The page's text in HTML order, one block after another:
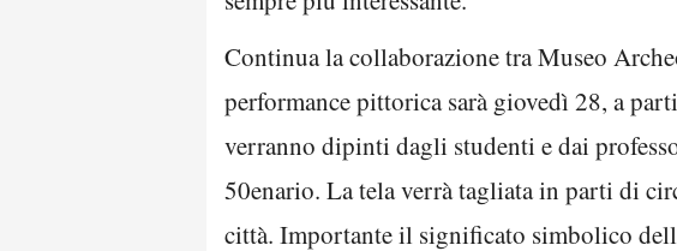
Continua la collaborazione tra Museo
performance pittorica sarà giovedì 28, a
verranno dipinti dagli studenti e dai
50enario. La tela verrà tagliata in parti di
città. Importante il significato simbolico